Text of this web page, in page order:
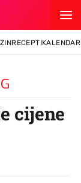
RECEPTIKALENDAR
cijene